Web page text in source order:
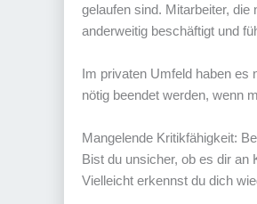
gelaufen sind. Mitarbeiter,
anderweitig beschäftigt und
Im privaten Umfeld haben es
nötig beendet werden, wenn
Mangelende Kritikfähigkeit:
Bist du unsicher, ob es dir an
Vielleicht erkennst du dich